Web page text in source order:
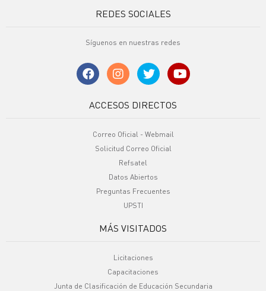
REDES SOCIALES
Síguenos en nuestras redes
ACCESOS DIRECTOS
Correo Oficial - Webmail
Solicitud Correo Oficial
Refsatel
Datos Abiertos
Preguntas Frecuentes
UPSTI
MÁS VISITADOS
Licitaciones
Capacitaciones
Junta de Clasificación de Educación Secundaria